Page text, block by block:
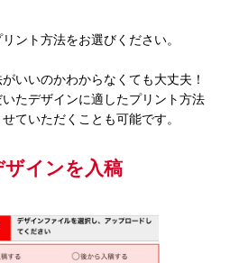
ント方法をお選びください。
いいのかわからなくても大丈夫！
たデザインに適したプリント方法
ていただくことも可能です。
ザインを入稿